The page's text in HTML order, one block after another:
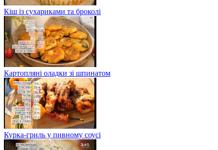
Кіш із сухариками та броколі
Картопляні оладки зі шпинатом
Курка-гриль у пивному соусі